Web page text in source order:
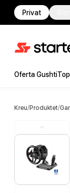
Privat
Oferta Gushti
Kreu/Produktet/